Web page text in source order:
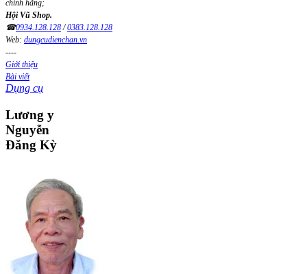
chính hãng;
Hội Vũ Shop.
☎0934.128.128/0383.128.128
Web: dungcudienchan.vn
----
Giới thiệu
Bài viết
Dụng cụ
Lương y
Nguyễn
Đăng Kỳ